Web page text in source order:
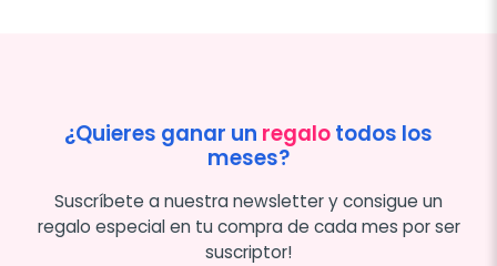
¿Quieres ganar un regalotodos los
meses?
Suscríbete a nuestra newsletter y consigue un
regalo especial en tu compra de cada mes por ser
suscriptor!